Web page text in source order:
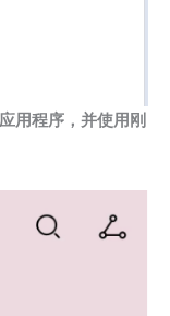
用程序，并使用刚